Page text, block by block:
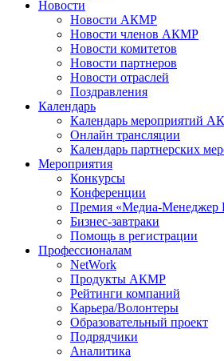
Новости
Новости АКМР
Новости членов АКМР
Новости комитетов
Новости партнеров
Новости отраслей
Поздравления
Календарь
Календарь мероприятий
Онлайн трансляции
Календарь партнерских
Мероприятия
Конкурсы
Конференции
Премия «Медиа-Менеджер
Бизнес-завтраки
Помощь в регистрации
Профессионалам
NetWork
Продукты АКМР
Рейтинги компаний
Карьера/Волонтеры
Образовательный проект
Подрядчики
Аналитика